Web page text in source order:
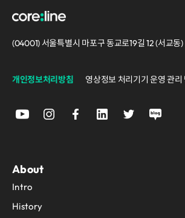
(04001) 서울특별시 마포구 동교로19길 12 (서교동)
개인정보처리방침 영상정보 처리기기 운영 관리
About
Intro
History